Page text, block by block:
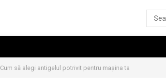
Cum să alegi antigelul potrivit pentru mașina ta